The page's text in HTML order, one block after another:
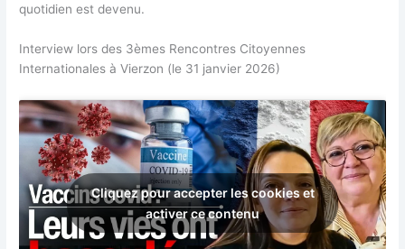
quotidien est devenu.
Interview lors des 3èmes Rencontres Citoyennes
Internationales à Vierzon (le 31 janvier 2026)
Cliquez pour accepter les cookies et
activer ce contenu